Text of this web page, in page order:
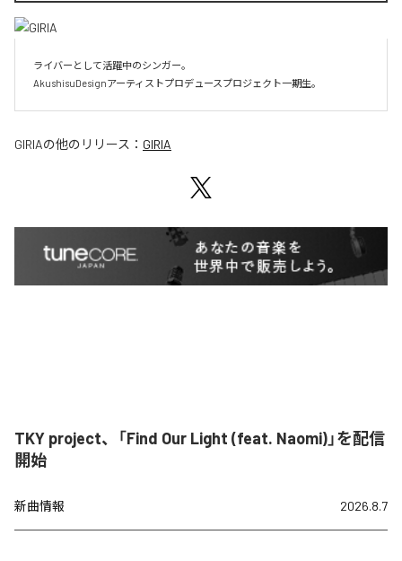
ライバーとして活躍中のシンガー。
AkushisuDesignアーティストプロデュースプロジェクト一期生。
GIRIAの他のリリース： GIRIA
TKY project、「Find Our Light (feat. Naomi)」を配信
開始
新曲情報 2026.8.7